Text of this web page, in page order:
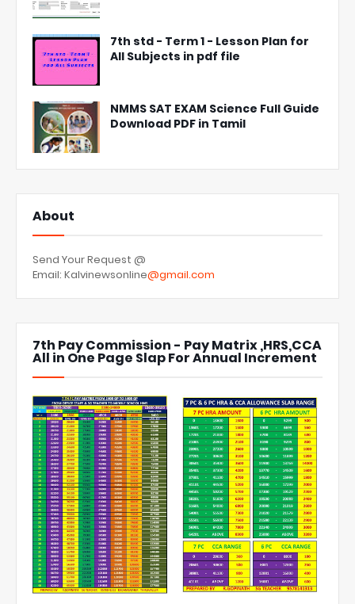
7th std - Term 1 - Lesson Plan for
All Subjects in pdf file
NMMS SAT EXAM Science Full Guide
Download PDF in Tamil
About
Send Your Request @
Email: Kalvinewsonline@gmail.com
7th Pay Commission - Pay Matrix ,HRS,CCA
All in One Page Slap For Annual Increment